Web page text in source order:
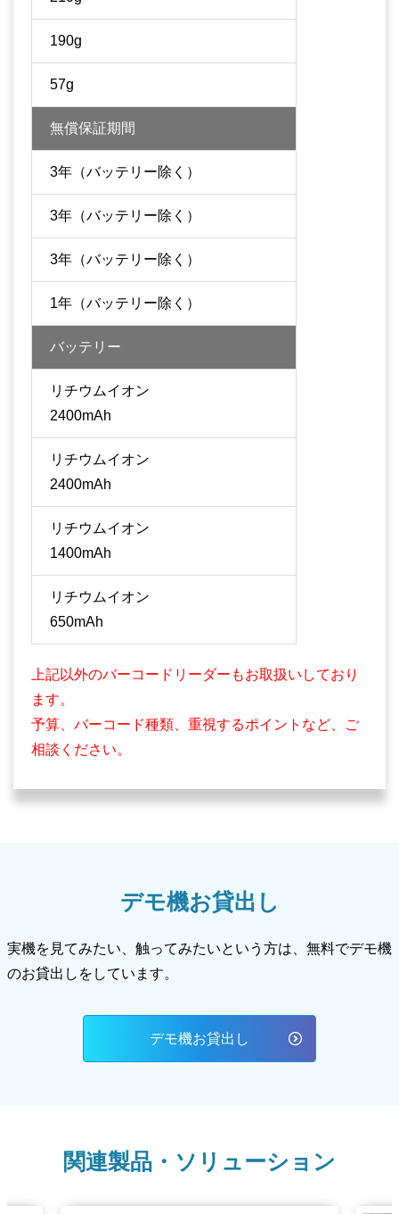
190g
57g
無償保証期間
3年（バッテリー除く）
3年（バッテリー除く）
3年（バッテリー除く）
1年（バッテリー除く）
バッテリー
リチウムイオン
2400mAh
リチウムイオン
2400mAh
リチウムイオン
1400mAh
リチウムイオン
650mAh
上記以外のバーコードリーダーもお取扱いしており
ます。
予算、バーコード種類、重視するポイントなど、ご
相談ください。
デモ機お貸出し
実機を見てみたい、触ってみたいという方は、無料でデモ機
のお貸出しをしています。
デモ機お貸出し
関連製品・ソリューション